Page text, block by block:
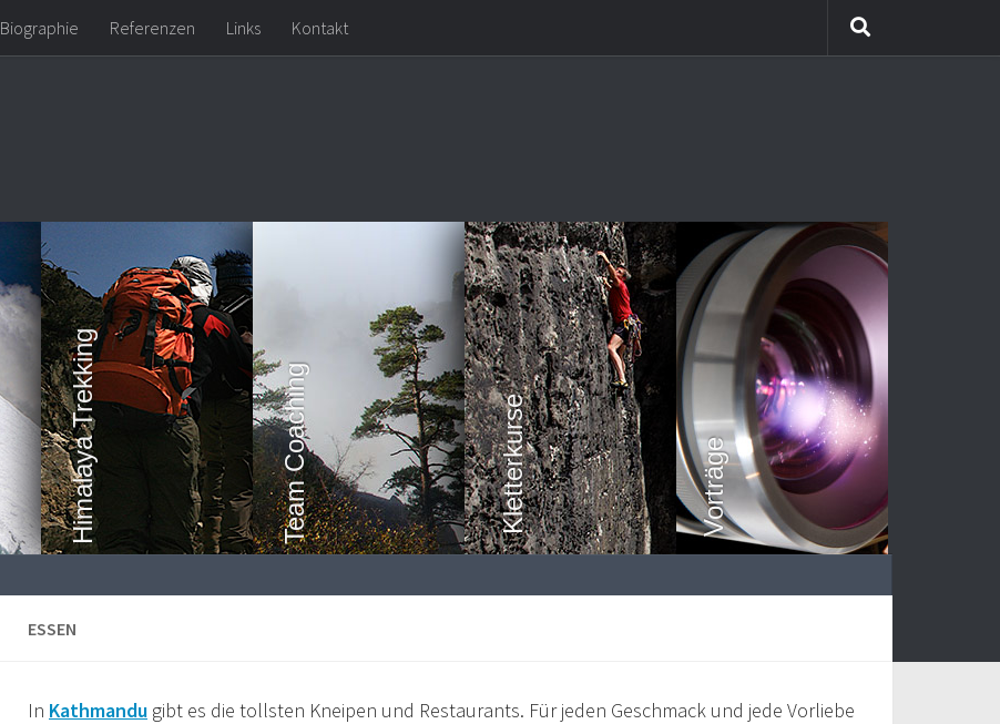
Biographie Referenzen Links Kontakt
Expeditionen Himalaya Trekking Team Coaching Kletterkurse Vorträge
ESSEN
In Kathmandu gibt es die tollsten Kneipen und Restaurants. Für jeden Geschmack und jede Vorliebe